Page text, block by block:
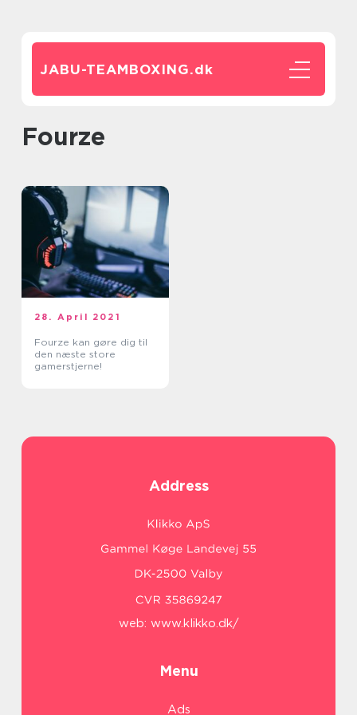
JABU-TEAMBOXING.dk
Fourze
28. April 2021
Fourze kan gøre dig til
den næste store
gamerstjerne!
Address
web: www.klikko.dk/
Menu
Ads